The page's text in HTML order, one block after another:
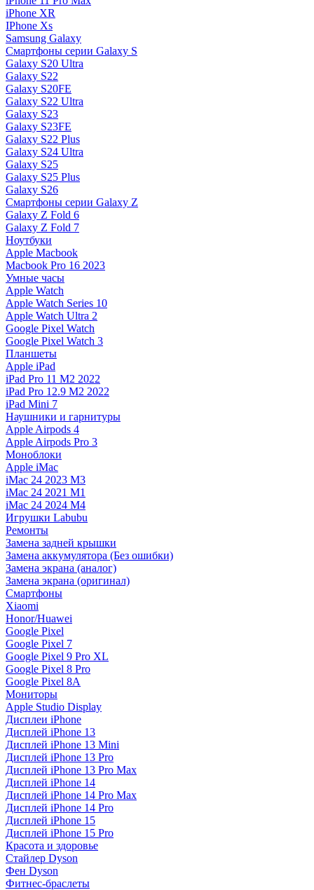
iPhone XR
IPhone Xs
Samsung Galaxy
Смартфоны серии Galaxy S
Galaxy S20 Ultra
Galaxy S22
Galaxy S20FE
Galaxy S22 Ultra
Galaxy S23
Galaxy S23FE
Galaxy S22 Plus
Galaxy S24 Ultra
Galaxy S25
Galaxy S25 Plus
Galaxy S26
Смартфоны серии Galaxy Z
Galaxy Z Fold 6
Galaxy Z Fold 7
Ноутбуки
Apple Macbook
Macbook Pro 16 2023
Умные часы
Apple Watch
Apple Watch Series 10
Apple Watch Ultra 2
Google Pixel Watch
Google Pixel Watch 3
Планшеты
Apple iPad
iPad Pro 11 M2 2022
iPad Pro 12.9 M2 2022
iPad Mini 7
Наушники и гарнитуры
Apple Airpods 4
Apple Airpods Pro 3
Моноблоки
Apple iMac
iMac 24 2023 M3
iMac 24 2021 M1
iMac 24 2024 M4
Игрушки Labubu
Ремонты
Замена задней крышки
Замена аккумулятора (Без ошибки)
Замена экрана (аналог)
Замена экрана (оригинал)
Смартфоны
Xiaomi
Honor/Huawei
Google Pixel
Google Pixel 7
Google Pixel 9 Pro XL
Google Pixel 8 Pro
Google Pixel 8A
Мониторы
Apple Studio Display
Дисплеи iPhone
Дисплей iPhone 13
Дисплей iPhone 13 Mini
Дисплей iPhone 13 Pro
Дисплей iPhone 13 Pro Max
Дисплей iPhone 14
Дисплей iPhone 14 Pro Max
Дисплей iPhone 14 Pro
Дисплей iPhone 15
Дисплей iPhone 15 Pro
Красота и здоровье
Стайлер Dyson
Фен Dyson
Фитнес-браслеты